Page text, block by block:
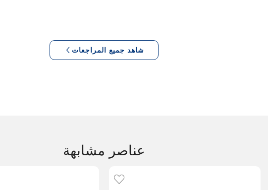
شاهد جميع المراجعات
عناصر مشابهة